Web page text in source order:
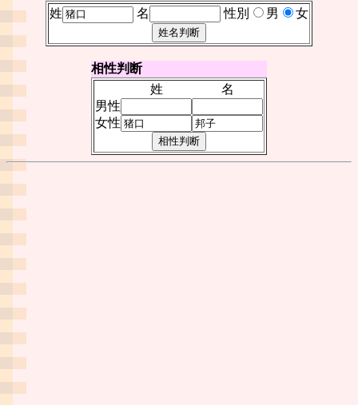
姓
名 性別 男 女
相性判断
姓
名
男性
女性